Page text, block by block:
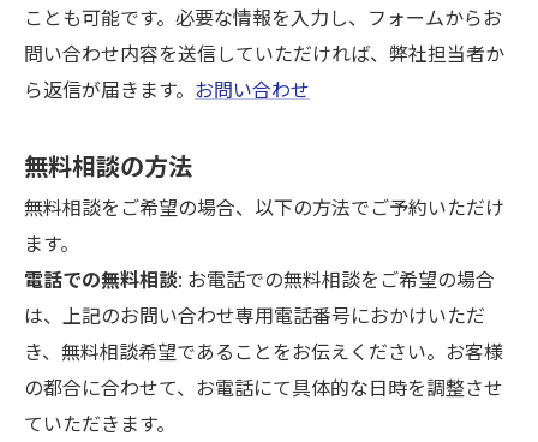
ことも可能です。必要な情報を入力し、フォームからお
問い合わせ内容を送信していただければ、弊社担当者か
ら返信が届きます。 お問い合わせ
無料相談の方法
無料相談をご希望の場合、以下の方法でご予約いただけ
ます。
電話での無料相談: お電話での無料相談をご希望の場合
は、上記のお問い合わせ専用電話番号におかけいただ
き、無料相談希望であることをお伝えください。お客様
の都合に合わせて、お電話にて具体的な日時を調整させ
ていただきます。